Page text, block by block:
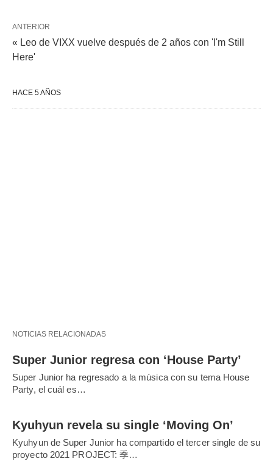
ANTERIOR
« Leo de VIXX vuelve después de 2 años con 'I'm Still
Here'
HACE 5 AÑOS
NOTICIAS RELACIONADAS
Super Junior regresa con ‘House Party’
Super Junior ha regresado a la música con su tema House
Party, el cuál es…
Kyuhyun revela su single ‘Moving On’
Kyuhyun de Super Junior ha compartido el tercer single de su
proyecto 2021 PROJECT: 季…